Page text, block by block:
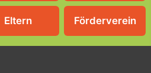
Eltern Förderverein